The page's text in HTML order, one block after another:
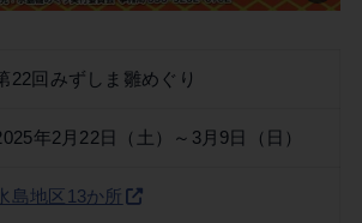
22回みずしま雛めぐり
年2月22日（土）～3月9日（日）
島地区13か所